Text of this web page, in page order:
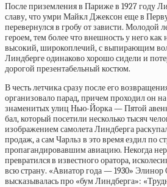
После приземления в Париже в 1927 году
славу, что умри Майкл Джексон еще в
перевернулся в гробу от зависти. Молодой
героем, тем более что внешность у него как
высокий, широкоплечий, с выпирающим
Линдберге одинаково хорошо сидели и
дорогой презентабельный костюм.
В честь летчика сразу после его
организовало парад, причем проходил он
знаменитых улиц Нью-Йорка — Пятой
бал, который посетили несколько тысяч
изображением самолета Линдберга
продаж, а сам Чарльз в это время ездил по
пропагандировавшим авиацию. Некогда
превратился в известного оратора,
всю страну. «Авиатор года — 1930» Элинор
высказывалась про «бум Линдберга»: